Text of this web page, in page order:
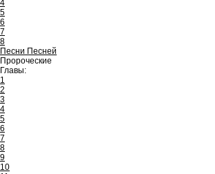
4
5
6
7
8
Песни Песней
Пророческие
Главы:
1
2
3
4
5
6
7
8
9
10